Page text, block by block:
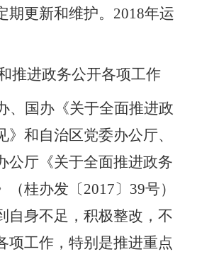
期更新和维护。 2018年运
推进政务公开各项工作
、国办《关于全面推进政
和自治区党委办公厅、
公厅《关于全面推进政务
（桂办发〔2017〕 39号）
自身不足，积极整改，不
项工作，特别是推进重点